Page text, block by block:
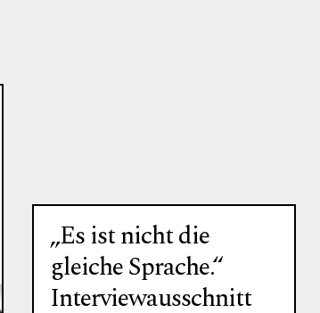
„Es ist nicht die
gleiche Sprache.“
Interviewausschnitt